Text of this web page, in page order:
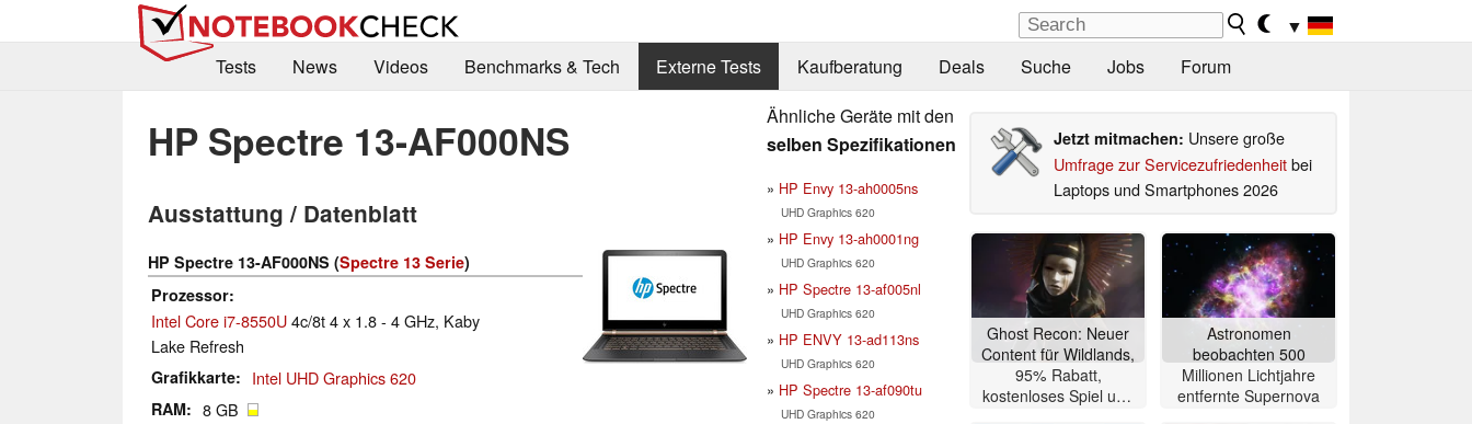
▼
Tests
News Videos Benchmarks & Tech Externe Tests Kaufberatung Deals Suche Jobs Forum
HP Spectre 13-AF000NS
Ausstattung / Datenblatt
HP Spectre 13-AF000NS (Spectre 13 Serie)
Prozessor
Intel Core i7-8550U4c/8t 4 x 1.8 - 4 GHz, Kaby
Lake Refresh
Grafikkarte Intel UHD Graphics 620
RAM 8 GB
Ähnliche Geräte mit den
selben Spezifikationen
HP Envy 13-ah0005ns
UHD Graphics 620
HP Envy 13-ah0001ng
UHD Graphics 620
HP Spectre 13-af005nl
UHD Graphics 620
HP ENVY 13-ad113ns
UHD Graphics 620
HP Spectre 13-af090tu
UHD Graphics 620
Jetzt mitmachen: Unsere große
Umfrage zur Servicezufriedenheitbei
Laptops und Smartphones 2026
Ghost Recon: Neuer
Content für Wildlands,
95% Rabatt,
kostenloses Spiel und
Astronomen
beobachten 500
Millionen Lichtjahre
entfernte Supernova